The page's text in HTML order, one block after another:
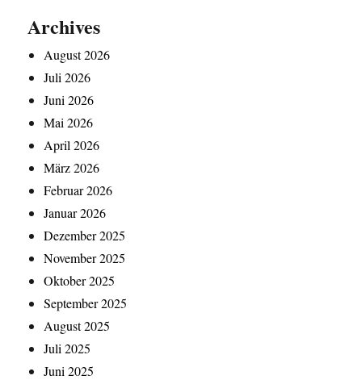
Archives
August 2026
Juli 2026
Juni 2026
Mai 2026
April 2026
März 2026
Februar 2026
Januar 2026
Dezember 2025
November 2025
Oktober 2025
September 2025
August 2025
Juli 2025
Juni 2025